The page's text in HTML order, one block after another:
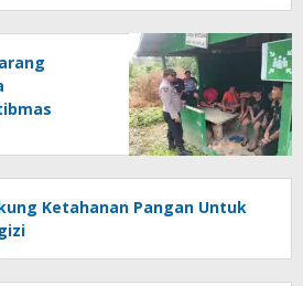
Ketahanan Pangan Untuk